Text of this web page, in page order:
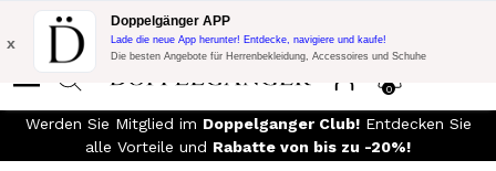
Blitzangebot:
10% Extra-Rabatt auf 300€ Einkauf mit Code:
DOPPEL300
0
x
Doppelgänger APP
Lade die neue App herunter! Entdecke, navigiere und kaufe!
Die besten Angebote für Herrenbekleidung, Accessoires und Schuhe
Werden Sie Mitglied im Doppelganger Club!Entdecken Sie
alle Vorteile und Rabatte von bis zu -20%!